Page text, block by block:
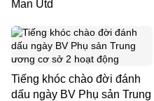
Man Utd
Tiếng khóc chào đời đánh
dấu ngày BV Phụ sản Trung